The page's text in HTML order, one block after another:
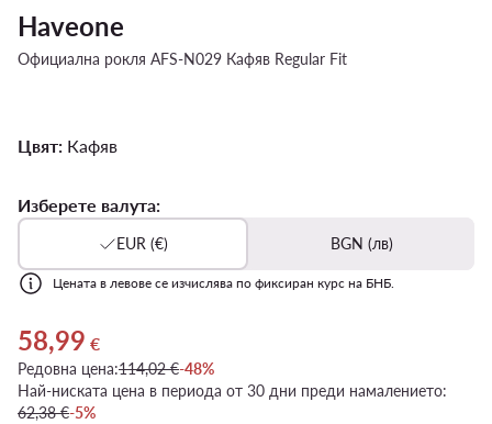
Haveone
Официална рокля AFS-N029 Кафяв Regular Fit
Цвят: Кафяв
Изберете валута:
EUR (€) BGN (лв)
Цената в левове се изчислява по фиксиран курс на БНБ.
Актуална цена 58,99 €
58,99 €
Редовна цена:114,02 €-48%
Най-ниската цена в периода от 30 дни преди намалението:
62,38 €-5%